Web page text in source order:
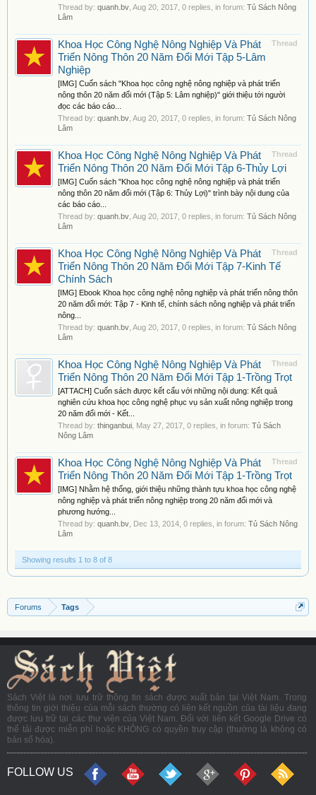
Thread by: quanh.bv Aug 20, 2017 , 0 replies, in forum: Tủ Sách Nông
Lâm
Thread
Khoa Học Công Nghệ Nông Nghiệp Và Phát
Triển Nông Thôn 20 Năm Đổi Mới Tập 5-Lâm
Nghiệp
[IMG] Cuốn sách "Khoa học công nghệ nông nghiệp và phát triển
nông thôn 20 năm đổi mới (Tập 5: Lâm nghiệp)" giới thiệu tới người
đọc các báo cáo...
Thread by: quanh.bv Aug 20, 2017 , 0 replies, in forum: Tủ Sách Nông
Lâm
Thread
Khoa Học Công Nghệ Nông Nghiệp Và Phát
Triển Nông Thôn 20 Năm Đổi Mới Tập 6-Thủy Lợi
[IMG] Cuốn sách "Khoa học công nghệ nông nghiệp và phát triển
nông thôn 20 năm đổi mới (Tập 6: Thủy Lợi)" trình bày nội dung của
các báo cáo...
Thread by: quanh.bv Aug 20, 2017 , 0 replies, in forum: Tủ Sách Nông
Lâm
Thread
Khoa Học Công Nghệ Nông Nghiệp Và Phát
Triển Nông Thôn 20 Năm Đổi Mới Tập 7-Kinh Tế
Chính Sách
[IMG] Ebook Khoa học công nghệ nông nghiệp và phát triển nông thôn
20 năm đổi mới: Tập 7 - Kinh tế, chính sách nông nghiệp và phát triển
nông...
Thread by: quanh.bv Aug 20, 2017 , 0 replies, in forum: Tủ Sách Nông
Lâm
Thread
Khoa Học Công Nghệ Nông Nghiệp Và Phát
Triển Nông Thôn 20 Năm Đổi Mới Tập 1-Trồng Trọt
[ATTACH] Cuốn sách được kết cấu với những nội dung: Kết quả
nghiên cứu khoa học công nghệ phục vụ sản xuất nông nghiệp trong
20 năm đổi mới - Kết...
Thread by: thinganbui May 27, 2017 , 0 replies, in forum: Tủ Sách
Nông Lâm
Thread
Khoa Học Công Nghệ Nông Nghiệp Và Phát
Triển Nông Thôn 20 Năm Đổi Mới Tập 1-Trồng Trọt
[IMG] Nhằm hệ thống, giới thiệu những thành tựu khoa học công nghệ
nông nghiệp và phát triển nông nghiệp trong 20 năm đổi mới và
phương hướng...
Thread by: quanh.bv Dec 13, 2014 , 0 replies, in forum: Tủ Sách Nông
Lâm
Showing results 1 to 8 of 8
Forums Tags
Sách Việt là nơi lưu trữ thông tin sách được xuất bản tại Việt Nam. Trong
thông tin giới thiệu của mỗi sách thường có liên kết nguồn của tài liệu đang
được lưu trữ tại các thư viện của Việt Nam. Đối với liên kết Google Drive có
thể tải được miễn phí hoặc KHÔNG có quyền truy cập (thường là không có
bản số hóa).
FOLLOW US